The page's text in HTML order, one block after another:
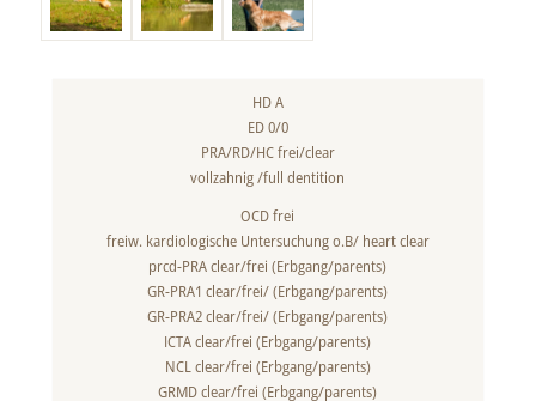
HD A
ED 0/0
PRA/RD/HC frei/clear
vollzahnig /full dentition
OCD frei
freiw. kardiologische Untersuchung o.B/ heart clear
prcd-PRA clear/frei (Erbgang/parents)
GR-PRA1 clear/frei/ (Erbgang/parents)
GR-PRA2 clear/frei/ (Erbgang/parents)
ICTA clear/frei (Erbgang/parents)
NCL clear/frei (Erbgang/parents)
GRMD clear/frei (Erbgang/parents)